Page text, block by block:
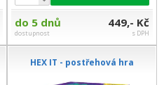
do 5 dnů
dostupnost
449,- Kč
s DPH
HEX IT - postřehová hra